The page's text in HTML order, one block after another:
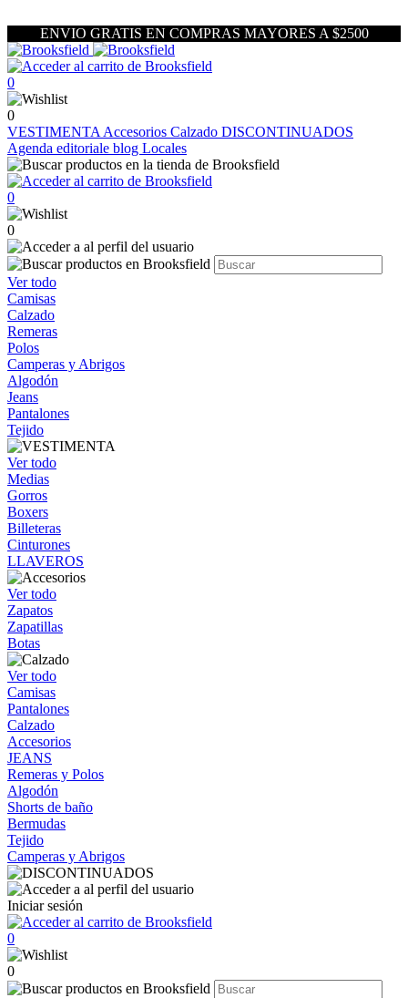
ENVIO GRATIS EN COMPRAS MAYORES A $2500
0
0
VESTIMENTA Accesorios Calzado DISCONTINUADOS
Agenda editoriale blog Locales
0
0
Ver todo
Camisas
Calzado
Remeras
Polos
Camperas y Abrigos
Algodón
Jeans
Pantalones
Tejido
Ver todo
Medias
Gorros
Boxers
Billeteras
Cinturones
LLAVEROS
Ver todo
Zapatos
Zapatillas
Botas
Ver todo
Camisas
Pantalones
Calzado
Accesorios
JEANS
Remeras y Polos
Algodón
Shorts de baño
Bermudas
Tejido
Camperas y Abrigos
Iniciar sesión
0
0